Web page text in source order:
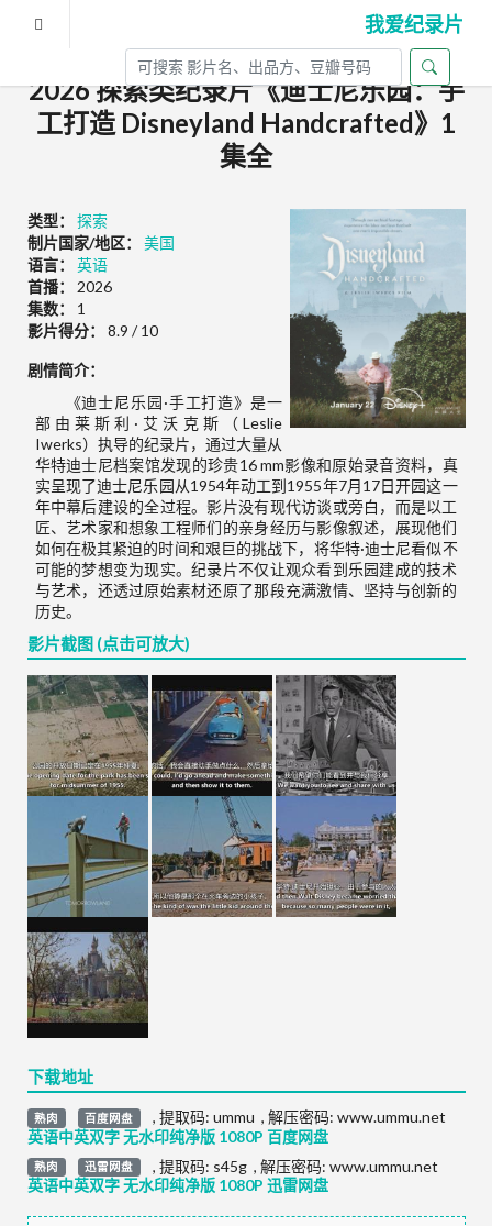
我爱纪录片
2026 探索类纪录片《迪士尼乐园：手
工打造 Disneyland Handcrafted》1
集全
类型：
探索
制片国家/地区：
美国
语言：
英语
首播：
2026
集数：
1
影片得分：
8.9 / 10
剧情简介：
《迪士尼乐园·手工打造》是一
部由莱斯利·艾沃克斯（Leslie
Iwerks）执导的纪录片，通过大量从
华特迪士尼档案馆发现的珍贵16 mm影像和原始录音资料，真
实呈现了迪士尼乐园从1954年动工到1955年7月17日开园这一
年中幕后建设的全过程。影片没有现代访谈或旁白，而是以工
匠、艺术家和想象工程师们的亲身经历与影像叙述，展现他们
如何在极其紧迫的时间和艰巨的挑战下，将华特·迪士尼看似不
可能的梦想变为现实。纪录片不仅让观众看到乐园建成的技术
与艺术，还透过原始素材还原了那段充满激情、坚持与创新的
历史。
影片截图 (点击可放大)
下载地址
熟肉 百度网盘
英语中英双字 无水印纯净版 1080P 百度网盘
, 提取码: ummu , 解压密码: www.ummu.net
熟肉 迅雷网盘
英语中英双字 无水印纯净版 1080P 迅雷网盘
, 提取码: s45g, 解压密码: www.ummu.net